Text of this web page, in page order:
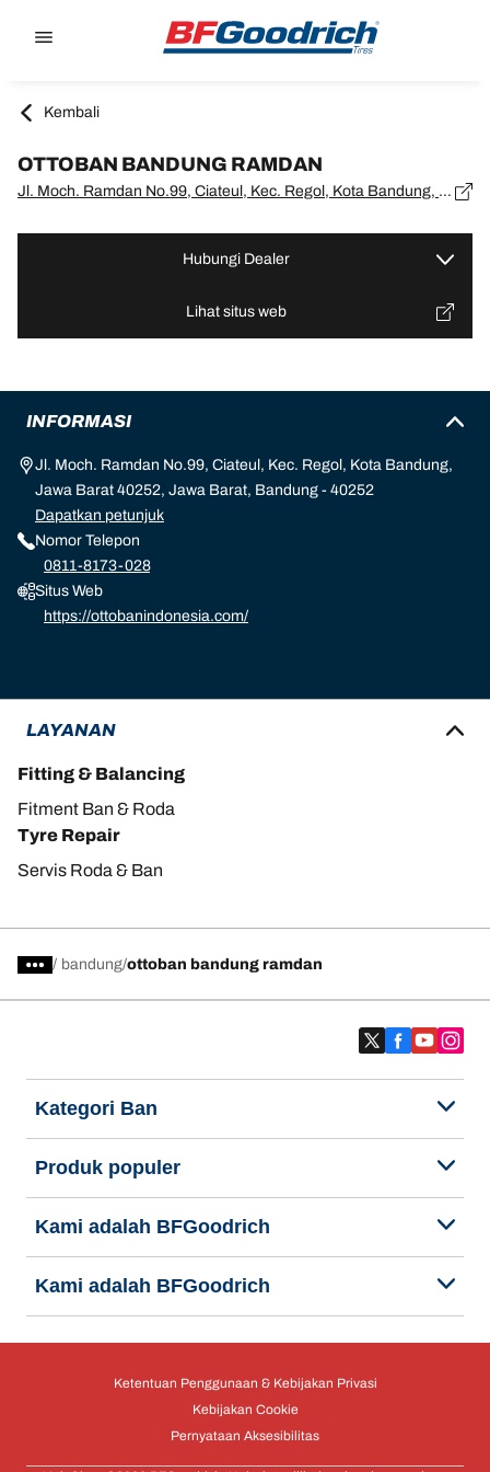
Kembali
OTTOBAN BANDUNG RAMDAN
Jl. Moch. Ramdan No.99, Ciateul, Kec. Regol, Kota Bandung, Jawa Barat 40252, Jawa Barat, Bandung - 40252
Hubungi Dealer
Lihat situs web
INFORMASI
Jl. Moch. Ramdan No.99, Ciateul, Kec. Regol, Kota Bandung,
Jawa Barat 40252, Jawa Barat, Bandung - 40252
Dapatkan petunjuk
Nomor Telepon
0811-8173-028
Situs Web
https://ottobanindonesia.com/
LAYANAN
Fitting & Balancing
Fitment Ban & Roda
Tyre Repair
Servis Roda & Ban
/ bandung ottoban bandung ramdan
Kategori Ban
Produk populer
Kami adalah BFGoodrich
Kami adalah BFGoodrich
Ketentuan Penggunaan & Kebijakan Privasi
Kebijakan Cookie
Pernyataan Aksesibilitas